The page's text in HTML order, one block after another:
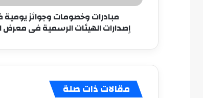
فى
الكتاب
مبادرات وخصومات وجوائز
إصدارات الهيئات الرسمية فى معرض
مقالات ذات صلة